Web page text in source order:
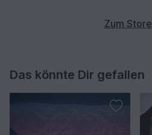
Zum Store
Das könnte Dir gefallen